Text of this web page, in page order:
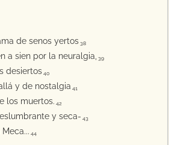
de senos yertos 38
a sien por la neuralgia, 39
desiertos 40
y de nostalgia 41
los muertos. 42
y seca- 43
44